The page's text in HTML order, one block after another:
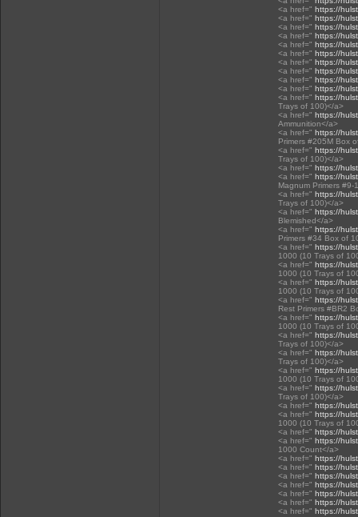
<a href=" https://
<a href=" https://
<a href=" https://
<a href=" https://
<a href=" https://
<a href=" https://
<a href=" https://
<a href=" https://
<a href=" https://
<a href=" https://
<a href=" https://
Trays of 100)</a>
<a href=" https://
Ammunition</a>
<a href=" https://
Primers #205M Box
<a href=" https://
Trays of 100)</a>
<a href=" https://
<a href=" https://
Magnum Primers
<a href=" https://
Trays of 100)</a>
<a href=" https://
Blemished</a>
<a href=" https://
Primers #34 Box of
<a href=" https://
1000 (10 Trays of
<a href=" https://
1000 (10 Trays of
<a href=" https://
1000 (10 Trays of
<a href=" https://
Rest Primers #BR2
<a href=" https://
1000 (10 Trays of
<a href=" https://
Trays of 100)</a>
<a href=" https://
Trays of 100)</a>
<a href=" https://
1000 (10 Trays of
<a href=" https://
Trays of 100)</a>
<a href=" https://
<a href=" https://
1000 (10 Trays of
<a href=" https://
<a href=" https://
1000 Count</a>
<a href=" https://
<a href=" https://
<a href=" https://
<a href=" https://
<a href=" https://
<a href=" https://
<a href=" https://